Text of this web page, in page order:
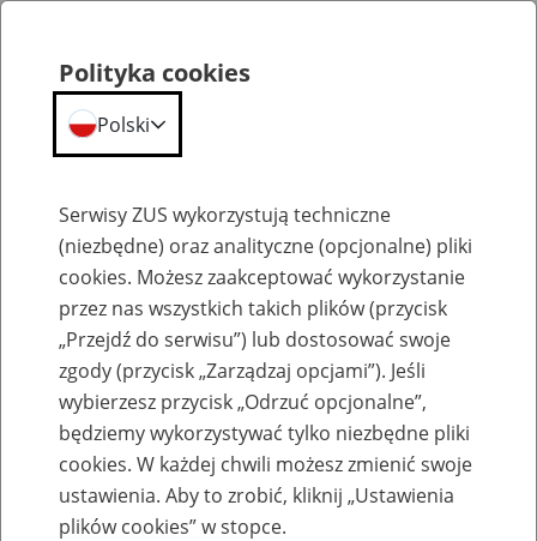
Szkolenia
Zaproś ZUS do siebie: eZUS, wizyty
rezerwowane, e-wizyty, Aktywni 50+
Polityka cookies
Polski
Serwisy ZUS wykorzystują techniczne
(niezbędne) oraz analityczne (opcjonalne) pliki
cookies. Możesz zaakceptować wykorzystanie
przez nas wszystkich takich plików (przycisk
„Przejdź do serwisu”) lub dostosować swoje
zgody (przycisk „Zarządzaj opcjami”). Jeśli
wybierzesz przycisk „Odrzuć opcjonalne”,
będziemy wykorzystywać tylko niezbędne pliki
cookies. W każdej chwili możesz zmienić swoje
ustawienia. Aby to zrobić, kliknij „Ustawienia
plików cookies” w stopce.